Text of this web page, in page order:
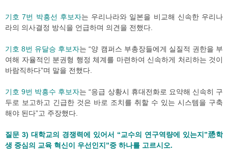
기호 7번 박흥선 후보자는 우리나라와 일본을 비교해 신속한 우리나
라의 의사결정 방식을 언급하며 의견을 전했다.
기호 8번 유달승 후보자는 “양 캠퍼스 부총장들에게 실질적 권한을 부
여해 자율적인 분권형 행정 체계를 마련하여 신속하게 처리하는 것이
바람직하다”며 말을 전했다.
기호 9번 박흥수 후보자는 “응급 상황시 휴대전화로 요약해 신속히 구
두로 보고하고 긴급한 것은 바로 조치를 취할 수 있는 시스템을 구축
해야 된다”고 주장했다.
질문 3) 대학교의 경쟁력에 있어서 “교수의 연구역량에 있는지”愻학
생 중심의 교육 혁신이 우선인지”중 하나를 고르시오.